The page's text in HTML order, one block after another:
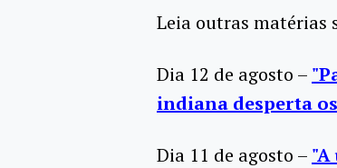
Leia outras matérias
Dia 12 de agosto –
indiana desperta
Dia 11 de agosto –